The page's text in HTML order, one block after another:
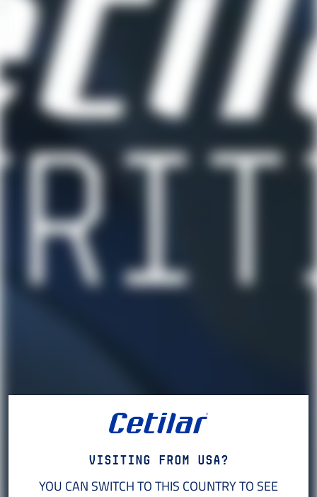
Visiting from USA?
YOU CAN SWITCH TO THIS COUNTRY TO SEE